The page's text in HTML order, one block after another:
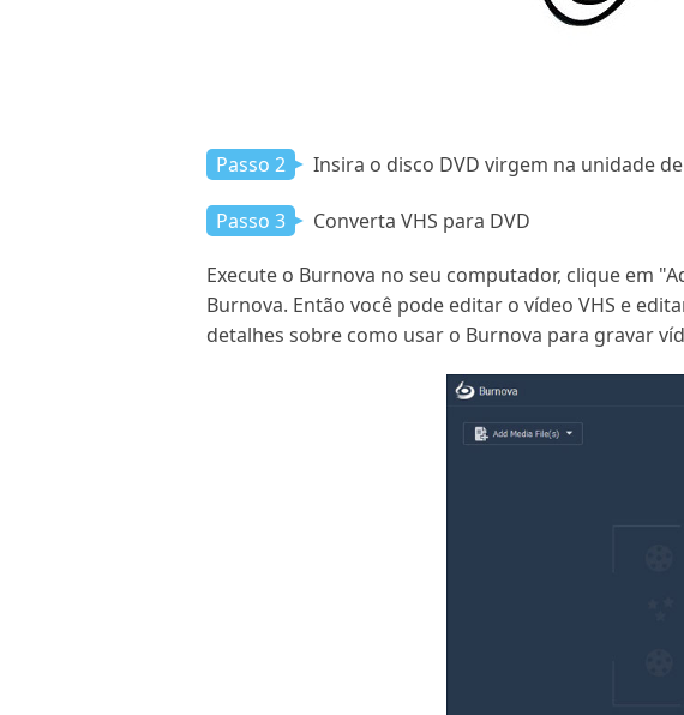
Passo 2 Insira o disco DVD virgem na unidade
Passo 3 Converta VHS para DVD
Execute o Burnova no seu computador, clique em
Burnova. Então você pode editar o vídeo VHS e
detalhes sobre como usar o Burnova para gravar